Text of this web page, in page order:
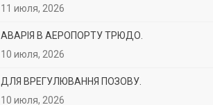
11 июля, 2026
АВАРІЯ В АЕРОПОРТУ ТРЮДО.
10 июля, 2026
ДЛЯ ВРЕГУЛЮВАННЯ ПОЗОВУ.
10 июля, 2026